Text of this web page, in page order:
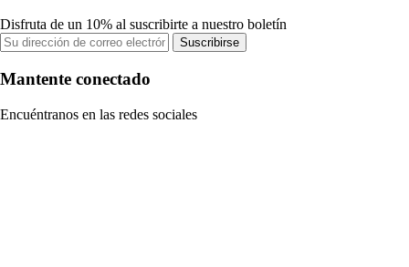
Disfruta de un 10% al suscribirte a nuestro boletín
Suscribirse
Mantente conectado
Encuéntranos en las redes sociales